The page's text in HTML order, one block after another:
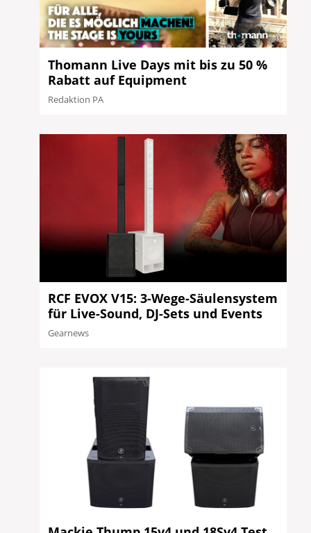
Thomann Live Days mit bis zu 50 %
Rabatt auf Equipment
Redaktion PA
RCF EVOX V15: 3-Wege-Säulensystem
für Live-Sound, DJ-Sets und Events
Gearnews